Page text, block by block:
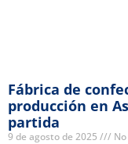
Fábrica de
producción en
partida
9 de agosto de 2025